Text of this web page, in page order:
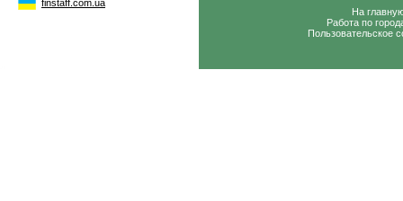
finstaff.com.ua
На
Работа по
Пользовательское